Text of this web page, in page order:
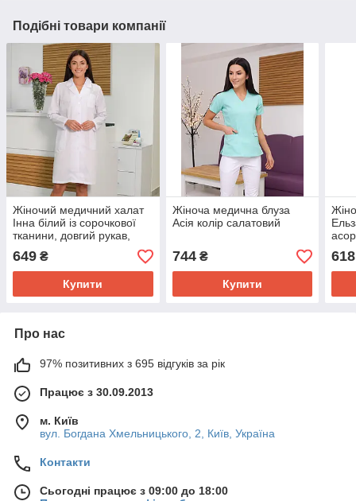
Подібні товари компанії
Жіночий медичний халат
Інна білий із сорочкової
тканини, довгий рукав,
розмір 46,48,50,52,54,56,
58 54
649 ₴
Купити
Жіноча медична блуза
Асія колір салатовий
744₴
Купити
618
Про нас
97% позитивних з 695 відгуків за рік
Працює з 30.09.2013
м. Київ
вул. Богдана Хмельницького, 2, Київ, Україна
Контакти
Сьогодні працює з 09:00 до 18:00